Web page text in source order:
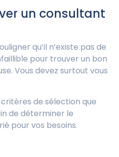
un consultant
qu’il n’existe pas de
pour trouver un bon
Vous devez surtout vous
de sélection que
de déterminer le
pour vos besoins.